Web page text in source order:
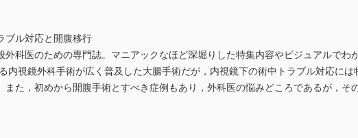
ブル対応と開腹移行
科医のための専門誌。マニアックなほど深堀りした特集内容やビジュアルでわ
内視鏡外科手術が広く普及した大腸手術だが，内視鏡下の術中トラブル対応には
また，初めから開腹手術とすべき症例もあり，外科医の悩みどころであるが，そ